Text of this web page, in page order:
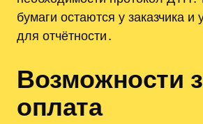
бумаги остаются у заказчика и
для отчётности․
Возможности
оплата